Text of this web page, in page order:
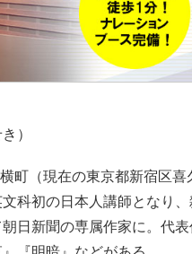
）
町（現在の東京都新宿区
科初の日本人講師となり
日新聞の専属作家に。代